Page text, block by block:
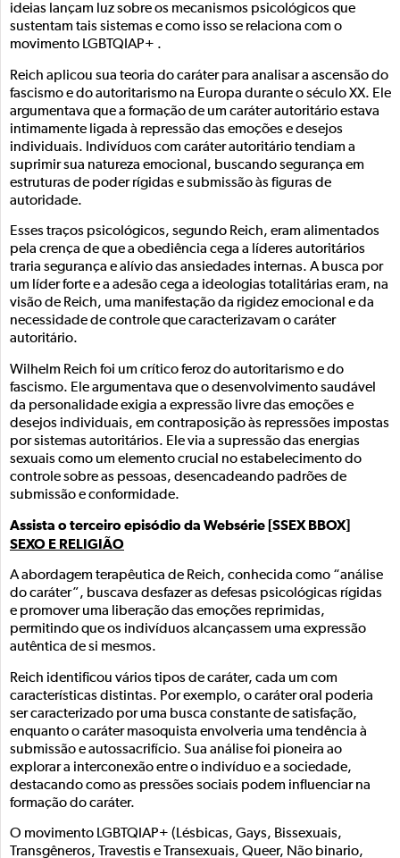
ideias lançam luz sobre os mecanismos psicológicos que
sustentam tais sistemas e como isso se relaciona com o
movimento LGBTQIAP+ .
Reich aplicou sua teoria do caráter para analisar a ascensão do
fascismo e do autoritarismo na Europa durante o século XX. Ele
argumentava que a formação de um caráter autoritário estava
intimamente ligada à repressão das emoções e desejos
individuais. Indivíduos com caráter autoritário tendiam a
suprimir sua natureza emocional, buscando segurança em
estruturas de poder rígidas e submissão às figuras de
autoridade.
Esses traços psicológicos, segundo Reich, eram alimentados
pela crença de que a obediência cega a líderes autoritários
traria segurança e alívio das ansiedades internas. A busca por
um líder forte e a adesão cega a ideologias totalitárias eram, na
visão de Reich, uma manifestação da rigidez emocional e da
necessidade de controle que caracterizavam o caráter
autoritário.
Wilhelm Reich foi um crítico feroz do autoritarismo e do
fascismo. Ele argumentava que o desenvolvimento saudável
da personalidade exigia a expressão livre das emoções e
desejos individuais, em contraposição às repressões impostas
por sistemas autoritários. Ele via a supressão das energias
sexuais como um elemento crucial no estabelecimento do
controle sobre as pessoas, desencadeando padrões de
submissão e conformidade.
Assista o terceiro episódio da Websérie [SSEX BBOX]
SEXO E RELIGIÃO
A abordagem terapêutica de Reich, conhecida como “análise
do caráter”, buscava desfazer as defesas psicológicas rígidas
e promover uma liberação das emoções reprimidas,
permitindo que os indivíduos alcançassem uma expressão
autêntica de si mesmos.
Reich identificou vários tipos de caráter, cada um com
características distintas. Por exemplo, o caráter oral poderia
ser caracterizado por uma busca constante de satisfação,
enquanto o caráter masoquista envolveria uma tendência à
submissão e autossacrifício. Sua análise foi pioneira ao
explorar a interconexão entre o indivíduo e a sociedade,
destacando como as pressões sociais podem influenciar na
formação do caráter.
O movimento LGBTQIAP+ (Lésbicas, Gays, Bissexuais,
Transgêneros, Travestis e Transexuais, Queer, Não binario,